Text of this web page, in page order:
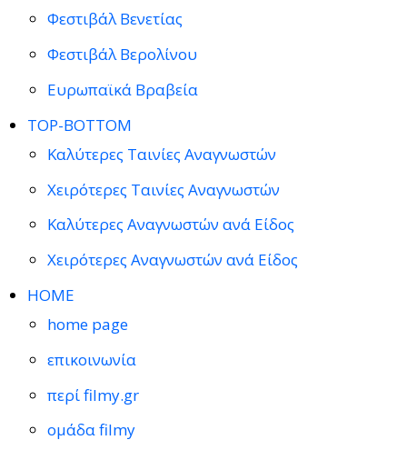
Φεστιβάλ Βενετίας
Φεστιβάλ Βερολίνου
Ευρωπαϊκά Βραβεία
TOP-BOTTOM
Καλύτερες Ταινίες Αναγνωστών
Χειρότερες Ταινίες Αναγνωστών
Καλύτερες Αναγνωστών ανά Είδος
Χειρότερες Αναγνωστών ανά Είδος
HOME
home page
επικοινωνία
περί filmy.gr
ομάδα filmy